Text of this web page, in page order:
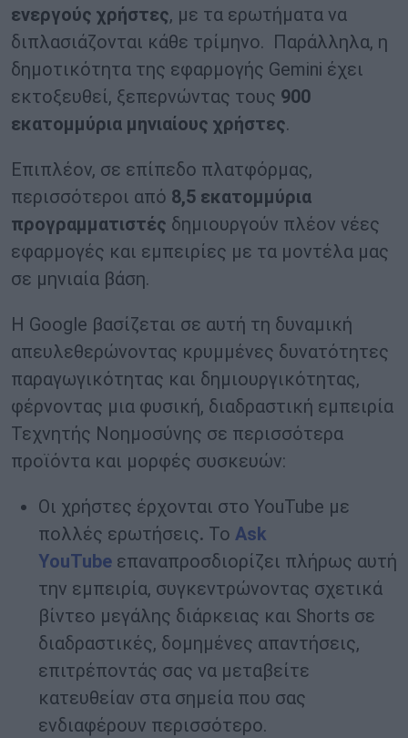
ενεργούς χρήστες, με τα ερωτήματα να
διπλασιάζονται κάθε τρίμηνο. Παράλληλα, η
δημοτικότητα της εφαρμογής Gemini έχει
εκτοξευθεί, ξεπερνώντας τους 900
εκατομμύρια μηνιαίους χρήστες.
Επιπλέον, σε επίπεδο πλατφόρμας,
περισσότεροι από 8,5 εκατομμύρια
προγραμματιστές δημιουργούν πλέον νέες
εφαρμογές και εμπειρίες με τα μοντέλα μας
σε μηνιαία βάση.
Η Google βασίζεται σε αυτή τη δυναμική
απευλεθερώνοντας κρυμμένες δυνατότητες
παραγωγικότητας και δημιουργικότητας,
φέρνοντας μια φυσική, διαδραστική εμπειρία
Τεχνητής Νοημοσύνης σε περισσότερα
προϊόντα και μορφές συσκευών:
Οι χρήστες έρχονται στο YouTube με
πολλές ερωτήσεις. Το Ask
YouTube επαναπροσδιορίζει πλήρως αυτή
την εμπειρία, συγκεντρώνοντας σχετικά
βίντεο μεγάλης διάρκειας και Shorts σε
διαδραστικές, δομημένες απαντήσεις,
επιτρέποντάς σας να μεταβείτε
κατευθείαν στα σημεία που σας
ενδιαφέρουν περισσότερο.